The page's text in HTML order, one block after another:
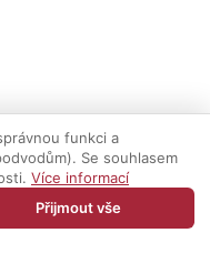
tmavý | Kontakt
s.r.o.
funkci a
Se souhlasem
Více informací
Přijmout vše